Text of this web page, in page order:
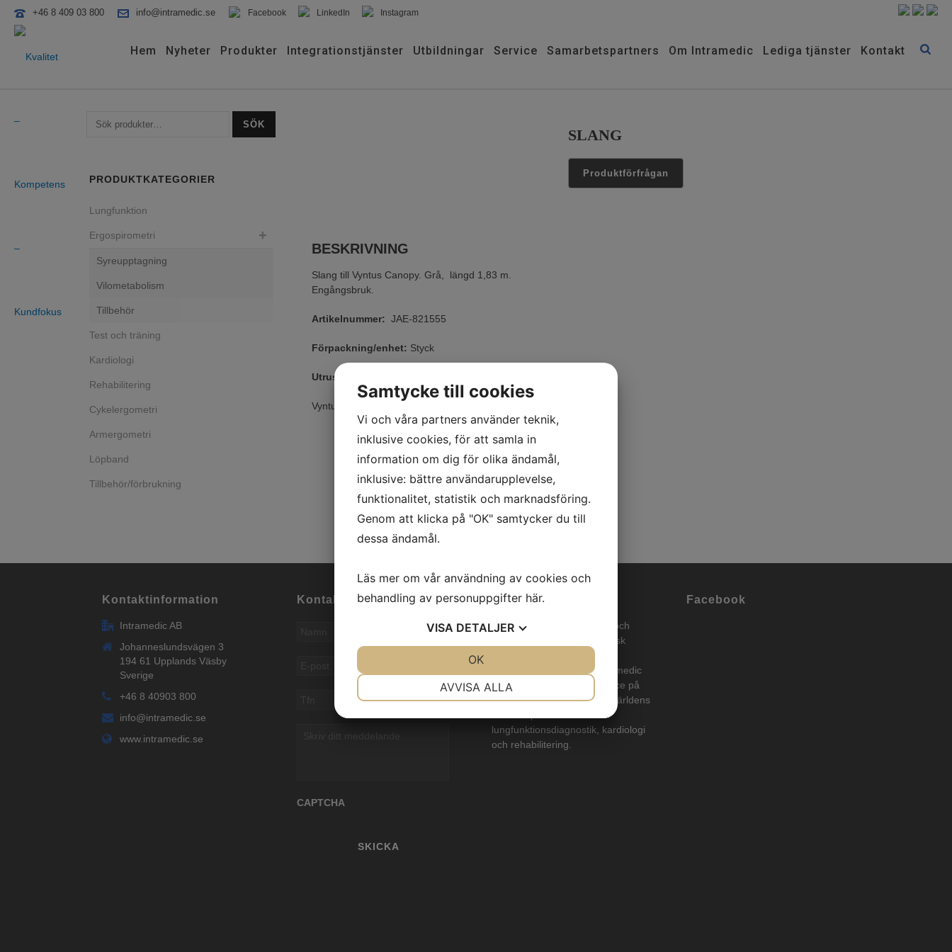
+46 8 409 03 800 info@intramedic.se Facebook LinkedIn Instagram
Hem Nyheter Produkter Integrationstjänster Utbildningar Service Samarbetspartners Om Intramedic Lediga tjänster Kontakt
SLANG
BESKRIVNING
Slang till Vyntus Canopy. Grå, längd 1,83 m.
Engångsbruk.
Artikelnummer: JAE-821555
Förpackning/enhet: Styck
Utrustning/Tillval:
Vyntus CPX
SÖK
PRODUKTKATEGORIER
Lungfunktion
Ergospirometri
Syreupptagning
Vilometabolism
Tillbehör
Test och träning
Kardiologi
Rehabilitering
Cykelergometri
Armergometri
Löpband
Tillbehör/förbrukning
Kontaktinformation
Intramedic AB
Johanneslundsvägen 3
194 61 Upplands Väsby
Sverige
+46 8 40903 800
info@intramedic.se
www.intramedic.se
Kontakta oss
post
CAPTCHA
Om oss
Intramedic är en dynamisk och
expanderande medicinteknisk
verksamhet med aktiviteter i
Danmark och Sverige. Intramedic
marknadsför och utför service på
utrustning från ett urval av världens
ledande producenter inom
lungfunktionsdiagnostik, kardiologi
och rehabilitering.
Facebook
Samtycke till cookies
Vi och våra partners använder teknik,
inklusive cookies, för att samla in
information om dig för olika ändamål,
inklusive: bättre användarupplevelse,
funktionalitet, statistik och marknadsföring.
Genom att klicka på "OK" samtycker du till
dessa ändamål.
Läs mer om vår användning av cookies och
behandling av personuppgifter här.
VISA DETALJER
STATISTIK
AVVISA ALLA
OK